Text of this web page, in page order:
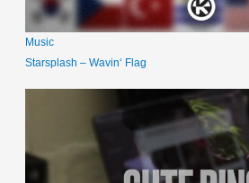
Music
Starsplash – Wavin‘ Flag